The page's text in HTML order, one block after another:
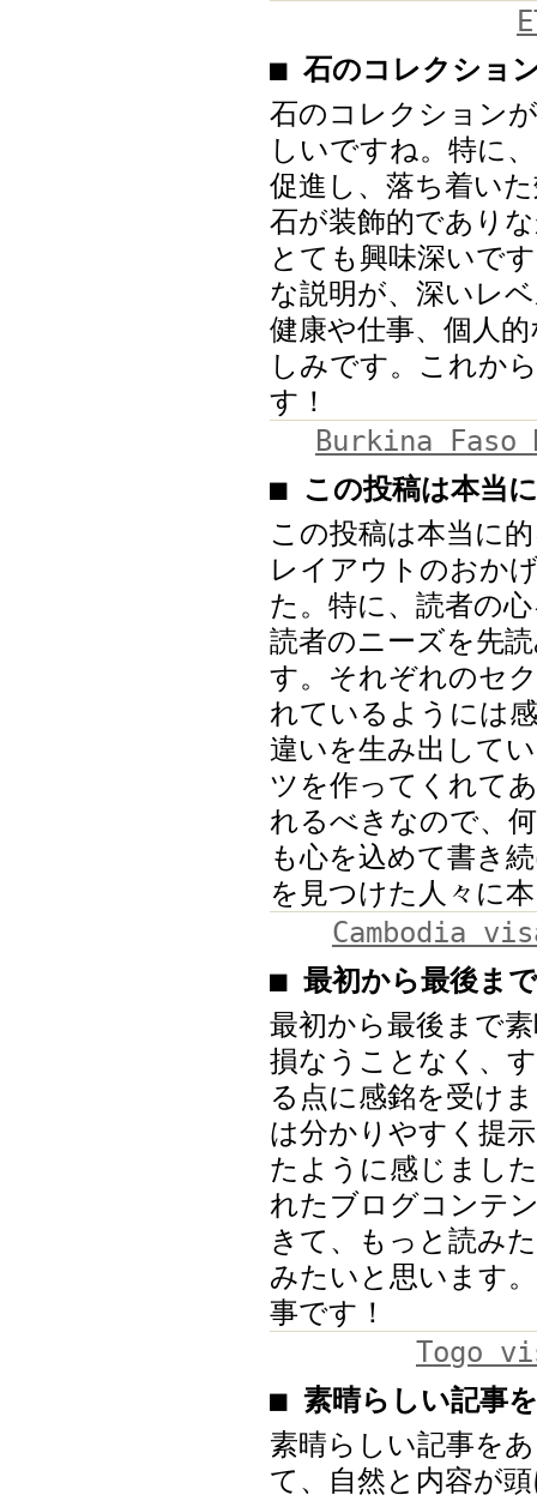
■ 石のコレクショ
石のコレクション
しいですね。特に
促進し、落ち着い
石が装飾的であり
とても興味深いで
な説明が、深いレ
健康や仕事、個人
しみです。これか
す！
Burkina
■ この投稿は本当
この投稿は本当に
レイアウトのおか
た。特に、読者の
読者のニーズを先
す。それぞれのセ
れているようには
違いを生み出して
ツを作ってくれて
れるべきなので、
も心を込めて書き
を見つけた人々に
Cambodia
■ 最初から最後ま
最初から最後まで
損なうことなく、
る点に感銘を受け
は分かりやすく提
たように感じまし
れたブログコンテ
きて、もっと読み
みたいと思います
事です！
Togo
■ 素晴らしい記事
素晴らしい記事を
て、自然と内容が